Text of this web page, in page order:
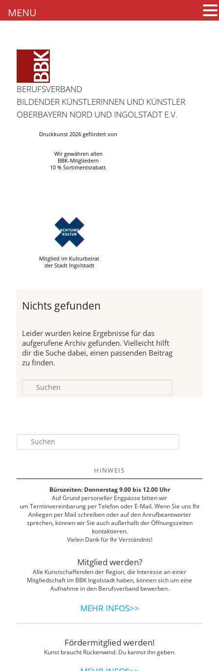
BERUFSVERBAND
BILDENDER KÜNSTLERINNEN UND KÜNSTLER
OBERBAYERN NORD UND INGOLSTADT E.V.
Druckkunst 2026 gefördert von
Wir gewähren allen
BBK-Mitgliedern
10 % Sortimentsrabatt.
Mitglied im Kulturbeirat
der Stadt Ingolstadt
Nichts gefunden
Leider wurden keine Ergebnisse für das
aufgerufene Archiv gefunden. Vielleicht hilft
dir die Suche dabei, einen passenden Beitrag
zu finden.
Suchen
n
HINWEIS
Bürozeiten: Donnerstag 9.00 bis 12.00 Uhr
Auf Grund personeller Engpässe bitten wir
um Terminvereinbarung per Telefon oder E-Mail. Wenn Sie uns Ihr
Anliegen per Mail schreiben oder auf den Anrufbeantworter
sprechen, können wir Sie auch außerhalb der Öffnungszeiten
kontaktieren.
Vielen Dank für Ihr Verständnis!
Mitglied werden?
Alle Kunstschaffenden der Region, die Interesse an einer
Mitgliedschaft im BBK Ingolstadt haben, können sich um eine
Aufnahme in den Berufsverband bewerben.
MEHR INFOS>>
Fördermitglied werden!
Kunst braucht Rückenwind. Du kannst ihn geben.
MENU